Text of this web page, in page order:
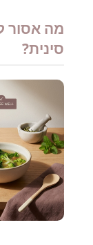
מה אסור
סינית?